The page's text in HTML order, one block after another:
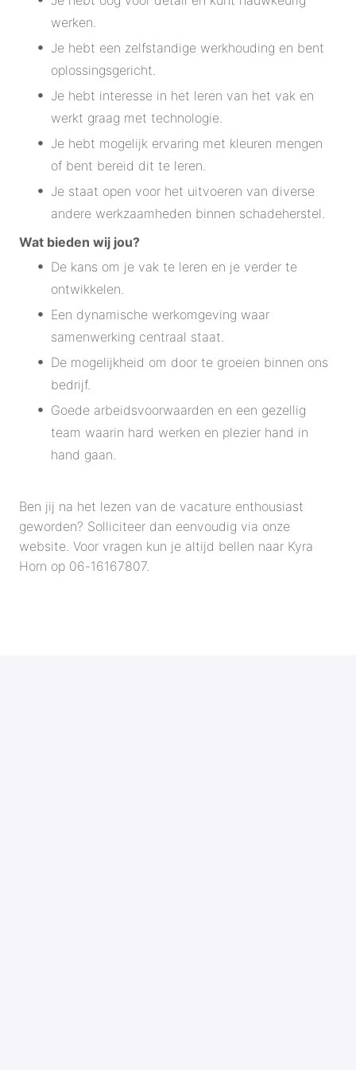
werken.
Je hebt een zelfstandige werkhouding en bent
oplossingsgericht.
Je hebt interesse in het leren van het vak en
werkt graag met technologie.
Je hebt mogelijk ervaring met kleuren mengen
of bent bereid dit te leren.
Je staat open voor het uitvoeren van diverse
andere werkzaamheden binnen schadeherstel.
Wat bieden wij jou?
De kans om je vak te leren en je verder te
ontwikkelen.
Een dynamische werkomgeving waar
samenwerking centraal staat.
De mogelijkheid om door te groeien binnen ons
bedrijf.
Goede arbeidsvoorwaarden en een gezellig
team waarin hard werken en plezier hand in
hand gaan.
Ben jij na het lezen van de vacature enthousiast
geworden? Solliciteer dan eenvoudig via onze
website. Voor vragen kun je altijd bellen naar Kyra
Horn op 06-16167807.